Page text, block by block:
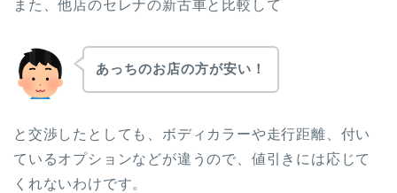
また、他店のセレナの新古車と比較して
あっちのお店の方が安い！
と交渉したとしても、ボディカラーや走行距離、付い
ているオプションなどが違うので、値引きには応じて
くれないわけです。